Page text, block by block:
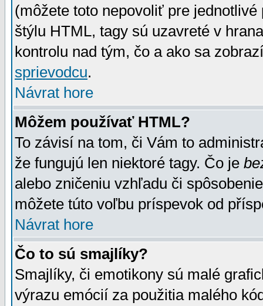
(môžete toto nepovoliť pre
štýlu HTML, tagy sú uzavreté v
kontrolu nad tým, čo a ako sa
sprievodcu.
Návrat hore
Môžem používať HTML?
To závisí na tom, či Vám to
že fungujú len niektoré tagy. Čo je
alebo zničeniu vzhľadu či
môžete túto voľbu príspevok od
Návrat hore
Čo to sú smajlíky?
Smajlíky, či emotikony sú malé
výrazu emócií za použitia malého